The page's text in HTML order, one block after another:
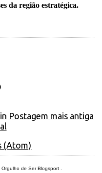
da região estratégica.
Postagem mais antiga
(Atom)
Orgulho de Ser Blogsport